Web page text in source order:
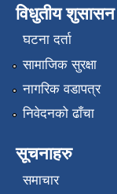
विधुतीय
घटना दर्ता
सामाजिक सुरक्षा
नागरिक वडापत्र
निवेदनको ढाँचा
सूचनाहरु
समाचार